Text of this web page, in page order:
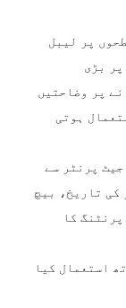
پر لیبل
بڑی
پر وضاحتیں
ہوتی
جیٹ پرنٹر سے
کی تاریخ، بیچ
کا
استعمال کیا